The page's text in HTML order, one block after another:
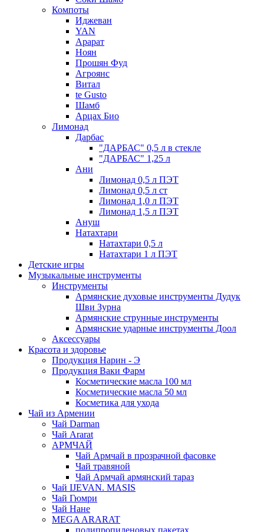
Компоты
Иджеван
YAN
Арарат
Ноян
Прошян Фуд
Агроянс
Витал
te Gusto
Шамб
Арцах Био
Лимонад
Дарбас
"ДАРБАС" 0,5 л в стекле
"ДАРБАС" 1,25 л
Ани
Лимонад 0,5 л ПЭТ
Лимонад 0,5 л ст
Лимонад 1,0 л ПЭТ
Лимонад 1,5 л ПЭТ
Ануш
Натахтари
Натахтари 0,5 л
Натахтари 1 л ПЭТ
Детские игры
Музыкальные инструменты
Инструменты
Армянские духовые инструменты Дудук
Шви Зурна
Армянские струнные инструменты
Армянские ударные инструменты Доол
Аксессуары
Красота и здоровье
Продукция Нарин - Э
Продукция Ваки Фарм
Косметические масла 100 мл
Косметические масла 50 мл
Косметика для ухода
Чай из Армении
Чай Darman
Чай Ararat
АРМЧАЙ
Чай Армчай в прозрачной фасовке
Чай травяной
Чай Армчай армянский тараз
Чай IJEVAN. MASIS
Чай Гюмри
Чай Нане
MEGA ARARAT
полипропиленовых пакетах